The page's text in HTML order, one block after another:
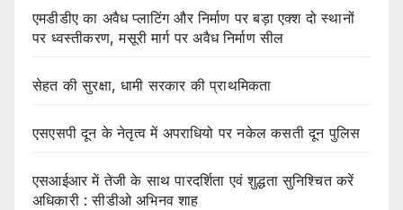
एमडीडीए का अवैध प्लाटिंग और निर्माण पर बड़ा एक्श दो स्थानों
पर ध्वस्तीकरण, मसूरी मार्ग पर अवैध निर्माण सील
सेहत की सुरक्षा, धामी सरकार की प्राथमिकता
एसएसपी दून के नेतृत्व में अपराधियो पर नकेल कसती दून पुलिस
एसआईआर में तेजी के साथ पारदर्शिता एवं शुद्धता सुनिश्चित करें
अधिकारी : सीडीओ अभिनव शाह